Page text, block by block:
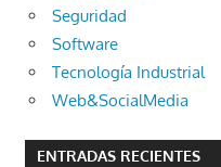
Seguridad
Software
Tecnología Industrial
Web&SocialMedia
ENTRADAS RECIENTES